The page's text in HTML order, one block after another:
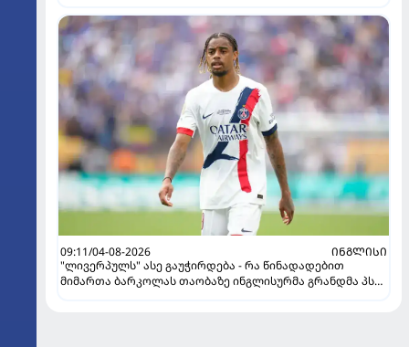
09:11/04-08-2026
ᲘᲜᲒᲚᲘᲡᲘ
"ლივერპულს" ასე გაუჭირდება - რა წინადადებით
მიმართა ბარკოლას თაობაზე ინგლისურმა გრანდმა პსჟ-